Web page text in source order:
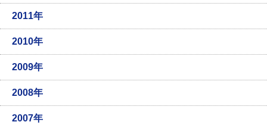
2011年
2010年
2009年
2008年
2007年